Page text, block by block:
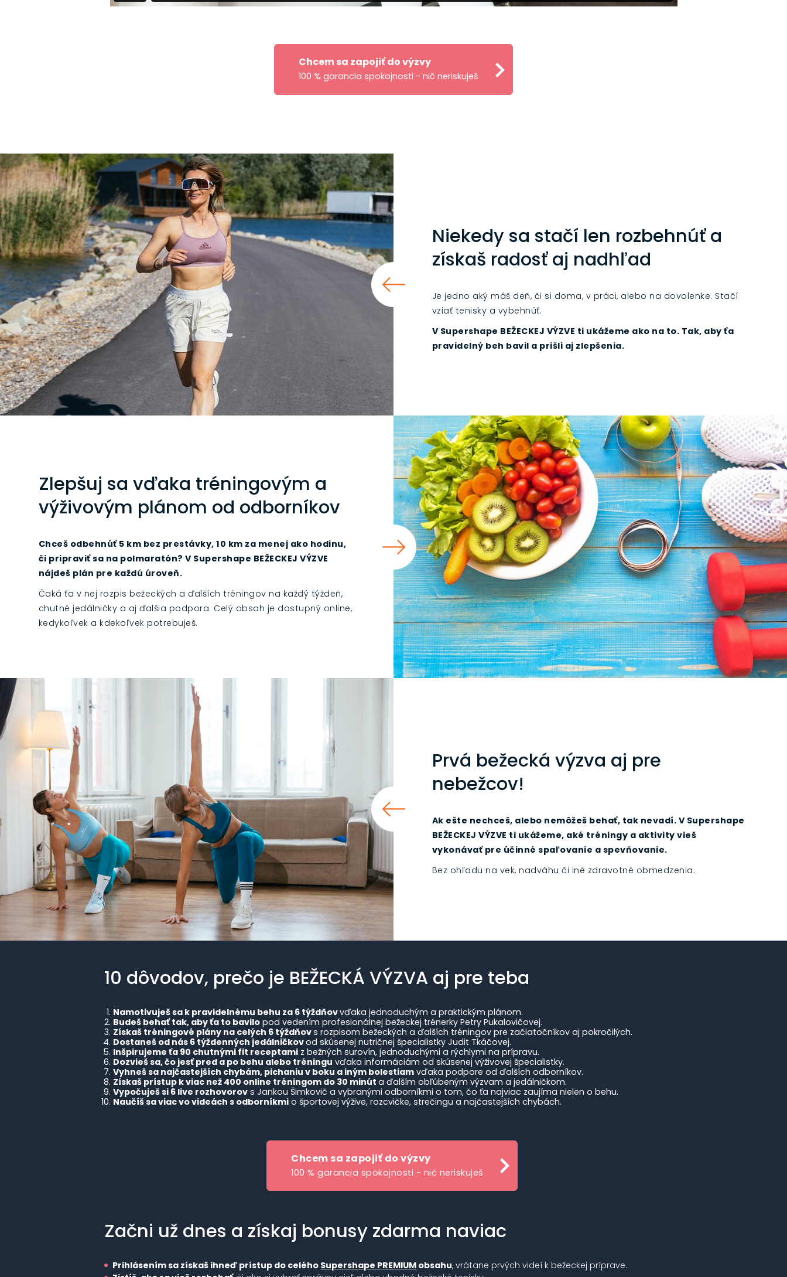
Chcem sa zapojiť do výzvy
100 % garancia spokojnosti - nič neriskuješ
Niekedy sa stačí len rozbehnúť a
získaš radosť aj nadhľad
Je jedno aký máš deň, či si doma, v práci, alebo na dovolenke. Stačí
vziať tenisky a vybehnúť.
V Supershape BEŽECKEJ VÝZVE ti ukážeme ako na to. Tak, aby ťa
pravidelný beh bavil a prišli aj zlepšenia.
Zlepšuj sa vďaka tréningovým a
výživovým plánom od odborníkov
Chceš odbehnúť 5 km bez prestávky, 10 km za menej ako hodinu,
či pripraviť sa na polmaratón? V Supershape BEŽECKEJ VÝZVE
nájdeš plán pre každú úroveň.
Čaká ťa v nej rozpis bežeckých a ďalších tréningov na každý týždeň,
chutné jedálničky a aj ďalšia podpora. Celý obsah je dostupný online,
kedykoľvek a kdekoľvek potrebuješ.
Prvá bežecká výzva aj pre
nebežcov!
Ak ešte nechceš, alebo nemôžeš behať, tak nevadí. V Supershape
BEŽECKEJ VÝZVE ti ukážeme, aké tréningy a aktivity vieš
vykonávať pre účinné spaľovanie a spevňovanie.
Bez ohľadu na vek, nadváhu či iné zdravotné obmedzenia.
10 dôvodov, prečo je BEŽECKÁ VÝZVA aj pre teba
Namotivuješ sa k pravidelnému behu za 6 týždňovvďaka jednoduchým a praktickým plánom.
Budeš behať tak, aby ťa to bavilo pod vedením profesionálnej bežeckej trénerky Petry Pukalovičovej.
Získaš tréningové plány na celých 6 týždňovs rozpisom bežeckých a ďalších tréningov pre začiatočníkov aj pokročilých.
Dostaneš od nás 6 týždenných jedálničkovod skúsenej nutričnej špecialistky Judit Tkáčovej.
Inšpirujeme ťa 90 chutnými fit receptami z bežných surovín, jednoduchými a rýchlymi na prípravu.
Dozvieš sa, čo jesť pred a po behu alebo tréningu vďaka informáciám od skúsenej výživovej špecialistky.
Vyhneš sa najčastejších chybám, pichaniu v boku a iným bolestiam vďaka podpore od ďalších odborníkov.
Získaš prístup k viac než 400 online tréningom do 30 minúta ďalším obľúbeným výzvam a jedálničkom.
Vypočuješ si 6 live rozhovorov s Jankou Šimkovič a vybranými odborníkmi o tom, čo ťa najviac zaujíma nielen o behu.
Naučíš sa viac vo videách s odborníkmi o športovej výžive, rozcvičke, strečingu a najčastejších chybách.
Chcem sa zapojiť do výzvy
100 % garancia spokojnosti - nič neriskuješ
Začni už dnes a získaj bonusy zdarma naviac
Prihlásením sa získaš ihneď prístup do celého Supershape PREMIUM obsahu, vrátane prvých videí k bežeckej príprave.